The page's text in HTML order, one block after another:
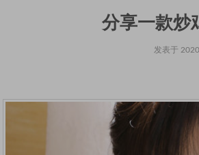
分享一款炒
发表于